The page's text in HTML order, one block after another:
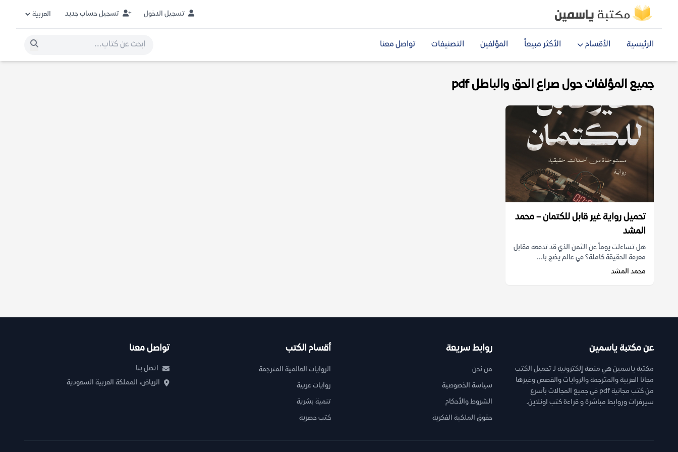
تسجيل الدخول تسجيل حساب جديد
الرئيسية الأقسام الأكثر مبيعاً المؤلفين التصنيفات تواصل معنا
جميع المؤلفات حول صراع الحق والباطل pdf
تحميل رواية غير قابل للكتمان – محمد
المشد
هل تساءلت يوماً عن الثمن الذي قد تدفعه مقابل
معرفة الحقيقة كاملة؟ في عالم يضج با...
محمد المشد
عن مكتبة ياسمين
مكتبة ياسمين هي منصة إلكترونية لـ تحميل الكتب
مجانا العربية والمترجمة والروايات والقصص وغيرها
من كتب مجانية pdf فى جميع المجالات بأسرع
سيرفرات وروابط مباشرة و قراءة كتب اونلاين.
روابط سريعة
من نحن
سياسة الخصوصية
الشروط والأحكام
حقوق الملكية الفكرية
أقسام الكتب
الروايات العالمية المترجمة
روايات عربية
تنمية بشرية
كتب حصرية
تواصل معنا
اتصل بنا
الرياض، المملكة العربية السعودية